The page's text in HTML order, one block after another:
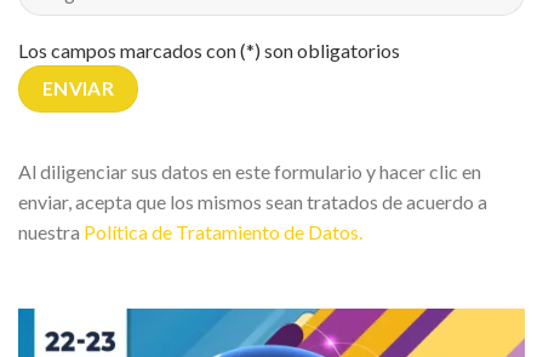
Los campos marcados con (*) son obligatorios
Al diligenciar sus datos en este formulario y hacer clic en
enviar, acepta que los mismos sean tratados de acuerdo a
nuestra Política de Tratamiento de Datos.